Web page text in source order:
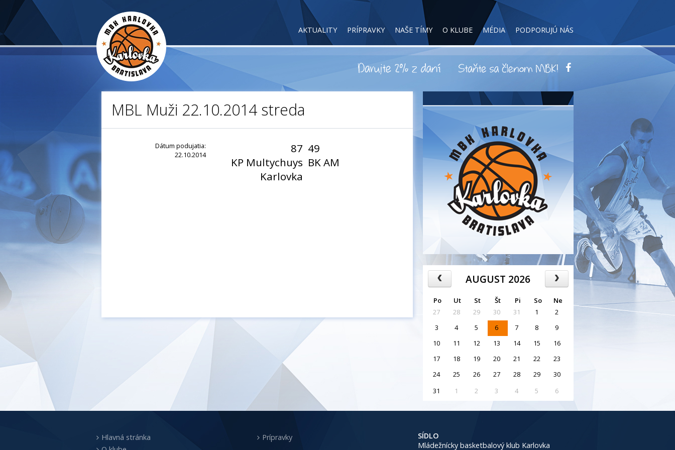
AKTUALITY PRÍPRAVKY NAŠE TÍMY O KLUBE MÉDIA PODPORUJÚ NÁS
MBL Muži 22.10.2014 streda
Dátum podujatia:
22.10.2014
87
KP Multychuys
Karlovka
49
BK AM
AUGUST 2026
Po Ut St Št Pi So
Ne
27
28 29 30 31 1
2
3
4 5 6 7 8
9
10
11 12 13 14 15
16
17
18 19 20 21 22
23
24
25 26 27 28 29
30
31
1 2 3 4 5 6
Hlavná stránka
Prípravky
SÍDLO
Mládežnícky basketbalový klub Karlovka